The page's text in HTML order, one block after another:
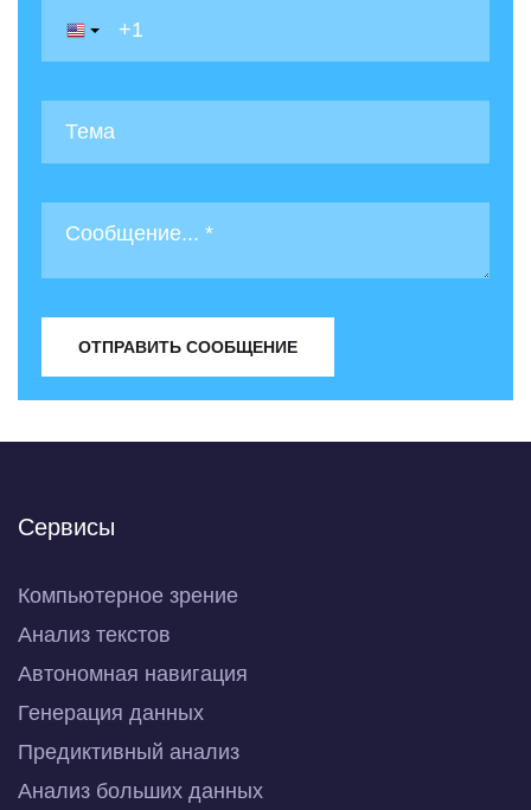
ОТПРАВИТЬ СООБЩЕНИЕ
Сервисы
Компьютерное зрение
Анализ текстов
Автономная навигация
Генерация данных
Предиктивный анализ
Анализ больших данных